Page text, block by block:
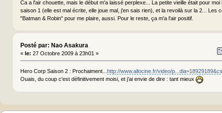
Ca a l'air chouette, mais le début m'a laissé perplexe... La petite vieille était pour
saison 1 (elle est mal écrite, elle joue mal, j'en sais rien), et la revoilà sur la 2... Les
"Batman & Robin" pour me plaire, aussi. Pour le reste, ça m'a l'air positif.
Posté par: Nao Asakura
« le: 27 Octobre 2009 à 23h01 »
Hero Corp Saison 2 : Prochaiment... http://www.allocine.fr/video/
Ouais, du coup c'est définitivement moisi, et j'ai envie de dire : tant mieux